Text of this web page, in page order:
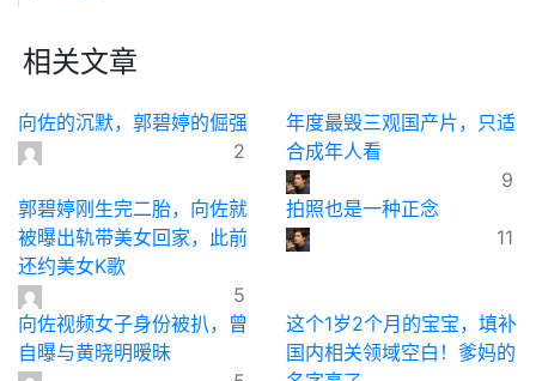
相关文章
向佐的沉默，郭碧婷的倔强
2
年度最毁三观国产片，只适
合成年人看
9
郭碧婷刚生完二胎，向佐就
被曝出轨带美女回家，此前
还约美女K歌
5
拍照也是一种正念
11
向佐视频女子身份被扒，曾
自曝与黄晓明暧昧
这个1岁2个月的宝宝，填补
国内相关领域空白！爹妈的